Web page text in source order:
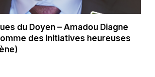
du Doyen – Amadou Diagne
des initiatives heureuses